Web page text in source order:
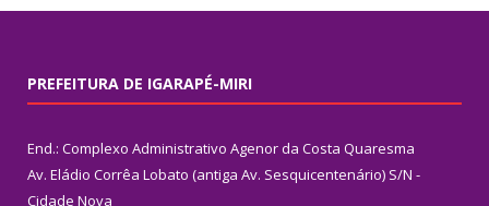
PREFEITURA DE IGARAPÉ-MIRI
End.: Complexo Administrativo Agenor da Costa Quaresma
Av. Eládio Corrêa Lobato (antiga Av. Sesquicentenário) S/N -
Cidade Nova